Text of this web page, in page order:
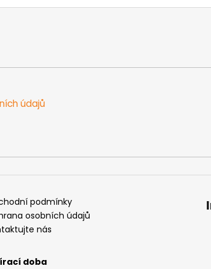
údajů
podmínky
osobních údajů
nás
doba